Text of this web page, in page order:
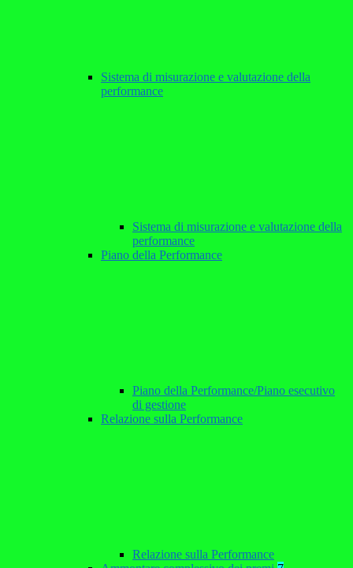
Sistema di misurazione e valutazione della
performance
Sistema di misurazione e valutazione della
performance
Piano della Performance
Piano della Performance/Piano esecutivo
di gestione
Relazione sulla Performance
Relazione sulla Performance